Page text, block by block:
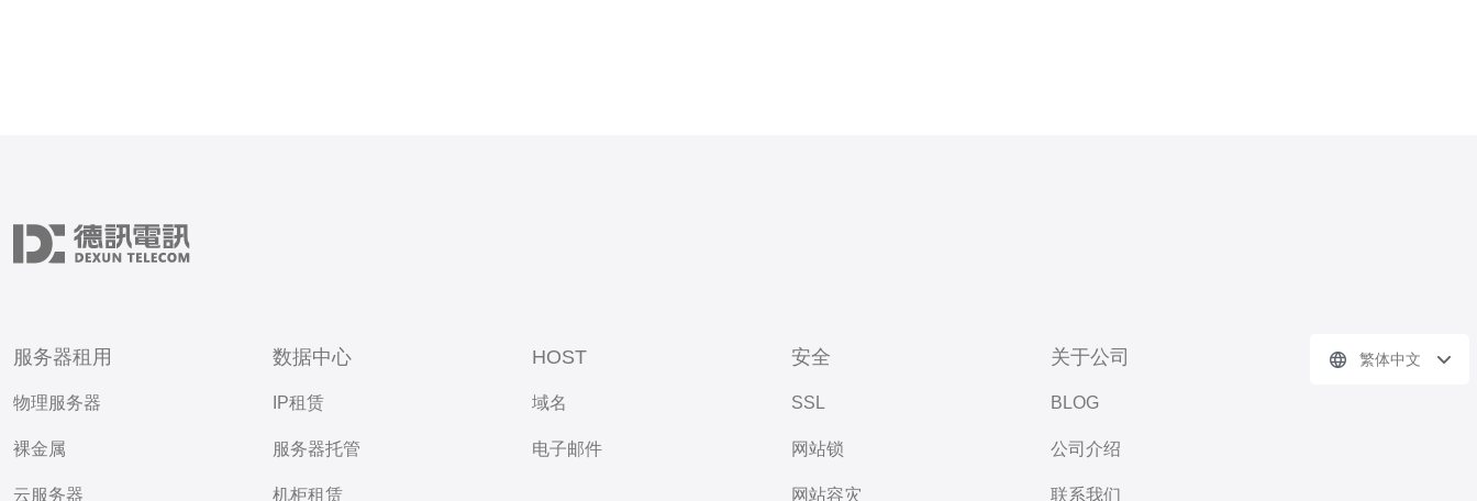
服务器租用
物理服务器
裸金属
云服务器
数据中心
IP租赁
服务器托管
机柜租赁
HOST
域名
电子邮件
安全
SSL
网站锁
网站容灾
关于公司
BLOG
公司介绍
联系我们
繁体中文